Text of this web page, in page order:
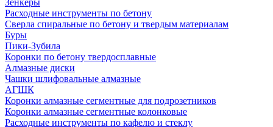
Зенкеры
Расходные инструменты по бетону
Сверла спиральные по бетону и твердым материалам
Буры
Пики-Зубила
Коронки по бетону твердосплавные
Алмазные диски
Чашки шлифовальные алмазные
АГШК
Коронки алмазные сегментные для подрозетников
Коронки алмазные сегментные колонковые
Расходные инструменты по кафелю и стеклу